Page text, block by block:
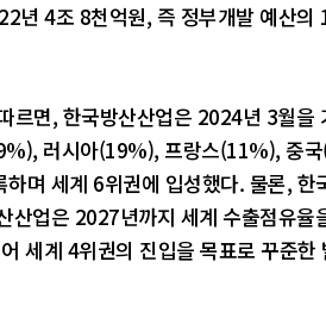
년 4조 8천억원, 즉 정부개발 예산의
르면, 한국방산산업은 2024년 3월을
러시아(19%), 프랑스(11%), 중
며 세계 6위권에 입성했다. 물론, 한
산업은 2027년까지 세계 수출점유율
세계 4위권의 진입을 목표로 꾸준한